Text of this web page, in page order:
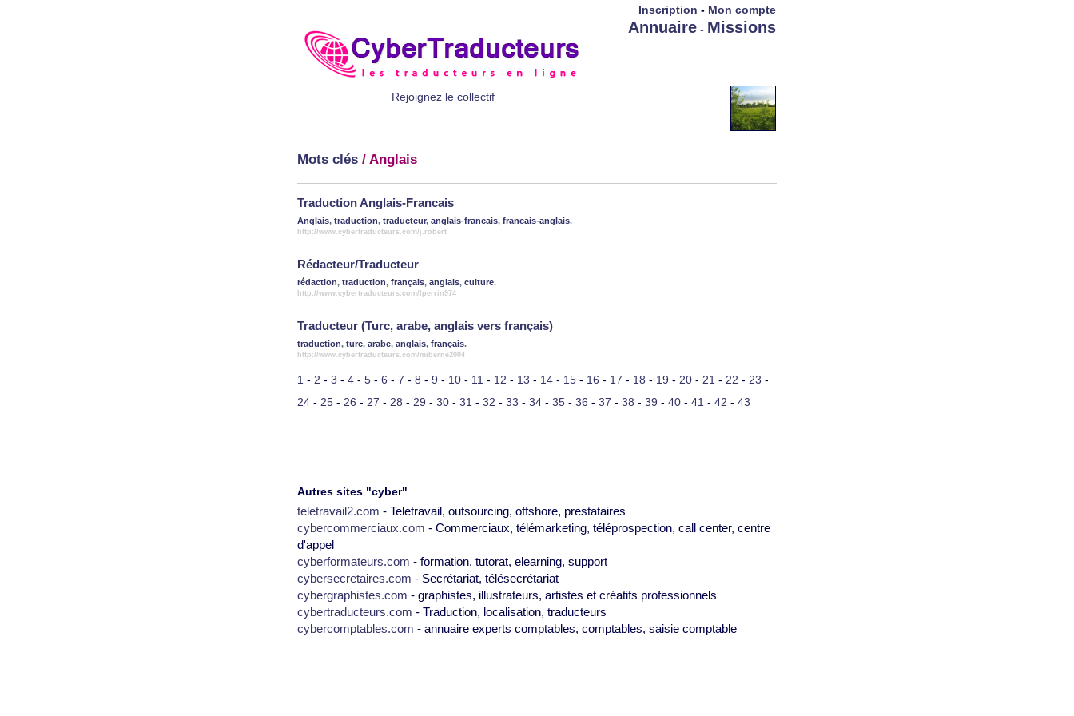
Rejoignez le collectif
Inscription - Mon compte
Annuaire - Missions
Mots clés / Anglais
Traduction Anglais-Francais
Anglais, traduction, traducteur, anglais-francais, francais-anglais.
http://www.cybertraducteurs.com/j.robert
Rédacteur/Traducteur
rédaction, traduction, français, anglais, culture.
http://www.cybertraducteurs.com/lperrin974
Traducteur (Turc, arabe, anglais vers français)
traduction, turc, arabe, anglais, français.
http://www.cybertraducteurs.com/miberne2004
1 - 2 - 3 - 4 - 5 - 6 - 7 - 8 - 9 - 10 - 11 - 12 - 13 - 14 - 15 - 16 - 17 - 18 - 19 - 20 - 21 - 22 - 23 -
24 - 25 - 26 - 27 - 28 - 29 - 30 - 31 - 32 - 33 - 34 - 35 - 36 - 37 - 38 - 39 - 40 - 41 - 42 - 43
Autres sites "cyber"
teletravail2.com - Teletravail, outsourcing, offshore, prestataires
cybercommerciaux.com - Commerciaux, télémarketing, téléprospection, call center, centre
d'appel
cyberformateurs.com - formation, tutorat, elearning, support
cybersecretaires.com - Secrétariat, télésecrétariat
cybergraphistes.com - graphistes, illustrateurs, artistes et créatifs professionnels
cybertraducteurs.com - Traduction, localisation, traducteurs
cybercomptables.com - annuaire experts comptables, comptables, saisie comptable